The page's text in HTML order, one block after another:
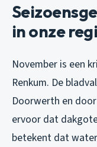
in onze
November is een
Renkum. De
Doorwerth en
ervoor dat
betekent dat